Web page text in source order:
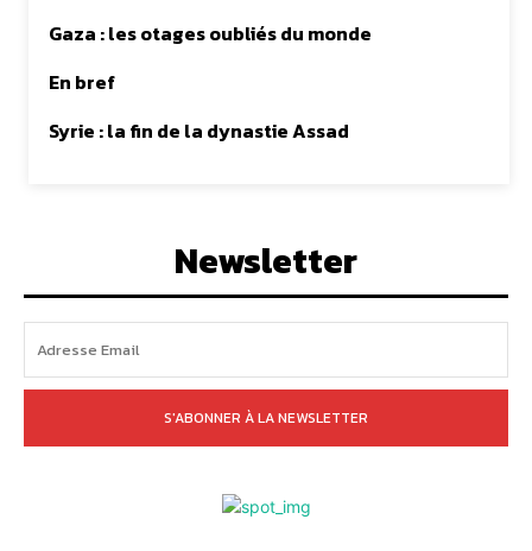
Gaza : les otages oubliés du monde
En bref
Syrie : la fin de la dynastie Assad
Newsletter
S'ABONNER À LA NEWSLETTER